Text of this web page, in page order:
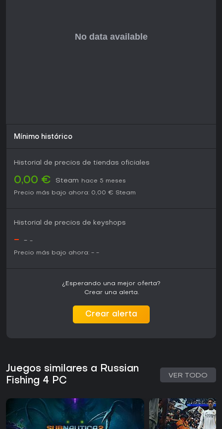
Mínimo histórico
Historial de precios de tiendas oficiales
0,00 € Steam
hace 5 meses
Precio más bajo ahora: 0,00 € Steam
Historial de precios de keyshops
- - -
Precio más bajo ahora: - -
¿Esperando una mejor oferta?
Crear una alerta.
Crear alerta
Juegos similares a Russian
Fishing 4 PC
VER TODO